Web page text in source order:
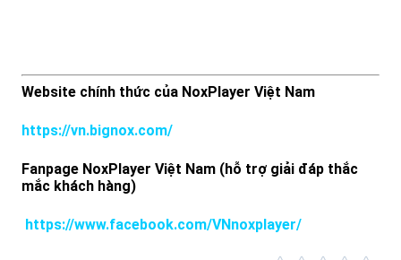
Website chính thức của NoxPlayer Việt Nam
https://vn.bignox.com/
Fanpage NoxPlayer Việt Nam (hỗ trợ giải đáp thắc
mắc khách hàng)
https://www.facebook.com/VNnoxplayer/